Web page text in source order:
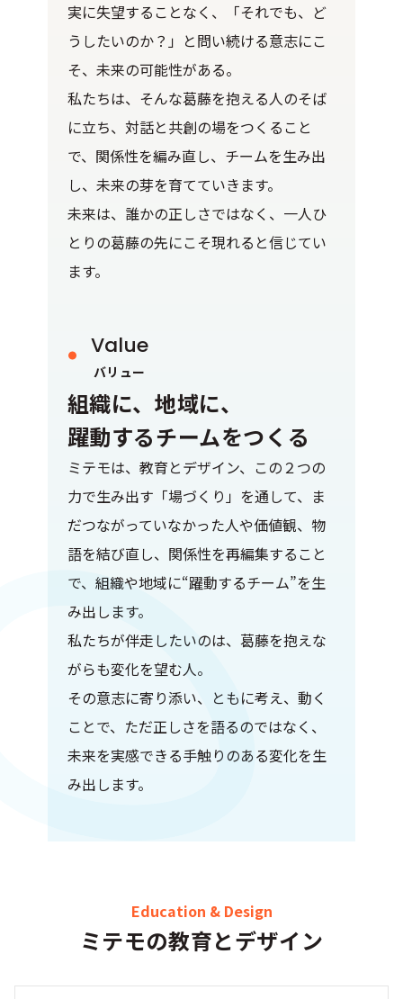
実に失望することなく、「それでも、ど
うしたいのか？」と問い続ける意志にこ
そ、未来の可能性がある。
私たちは、そんな葛藤を抱える人のそば
に立ち、対話と共創の場をつくること
で、関係性を編み直し、チームを生み出
し、未来の芽を育てていきます。
未来は、誰かの正しさではなく、一人ひ
とりの葛藤の先にこそ現れると信じてい
ます。
Value
バリュー
組織に、地域に、
躍動するチームをつくる
ミテモは、教育とデザイン、この２つの
力で生み出す「場づくり」を通して、ま
だつながっていなかった人や価値観、物
語を結び直し、関係性を再編集すること
で、組織や地域に“躍動するチーム”を生
み出します。
私たちが伴走したいのは、葛藤を抱えな
がらも変化を望む人。
その意志に寄り添い、ともに考え、動く
ことで、ただ正しさを語るのではなく、
未来を実感できる手触りのある変化を生
み出します。
Education & Design
ミテモの教育とデザイン